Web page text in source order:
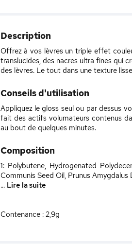
Description
Offrez à vos lèvres un triple effet
translucides, des nacres ultra fines qui
des lèvres. Le tout dans une texture
Conseils d'utilisation
Appliquez le gloss seul ou par dessus
fait des actifs volumateurs contenus
au bout de quelques minutes.
Composition
1: Polybutene, Hydrogenated
Communis Seed Oil, Prunus Amygdalus
... Lire la suite
Contenance : 2,9g